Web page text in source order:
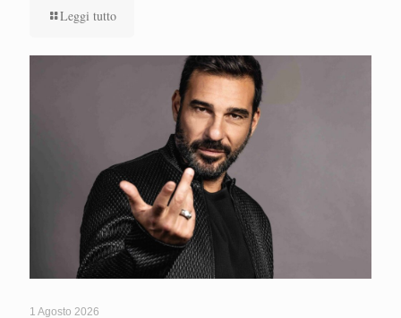
Leggi tutto
1 Agosto 2026